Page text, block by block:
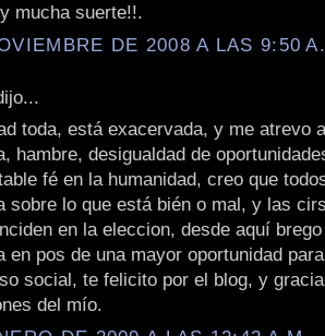
mucha suerte!!.
DE 2008 A LAS 9:50
toda, está exacervada, y me atrevo
hambre, desigualdad de
fé en la humanidad, creo que
sobre lo que está bién o mal, y las
en la eleccion, desde aquí
en pos de una mayor oportunidad
social, te felicito por el blog, y
del mío.